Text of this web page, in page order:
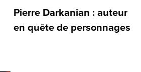
Pierre Darkanian : auteur
en quête de personnages